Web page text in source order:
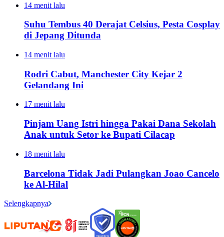
14 menit lalu
Suhu Tembus 40 Derajat Celsius, Pesta Cosplay
di Jepang Ditunda
14 menit lalu
Rodri Cabut, Manchester City Kejar 2
Gelandang Ini
17 menit lalu
Pinjam Uang Istri hingga Pakai Dana Sekolah
Anak untuk Setor ke Bupati Cilacap
18 menit lalu
Barcelona Tidak Jadi Pulangkan Joao Cancelo
ke Al-Hilal
Selengkapnya